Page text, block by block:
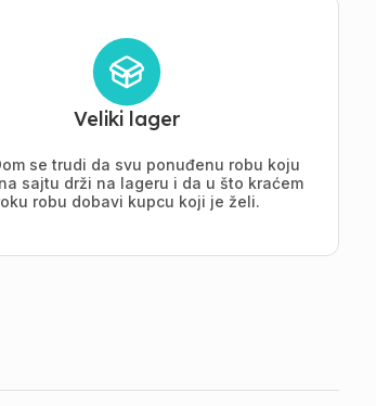
Veliki lager
se trudi da svu ponuđenu robu koju
sajtu drži na lageru i da u što kraćem
robu dobavi kupcu koji je želi.